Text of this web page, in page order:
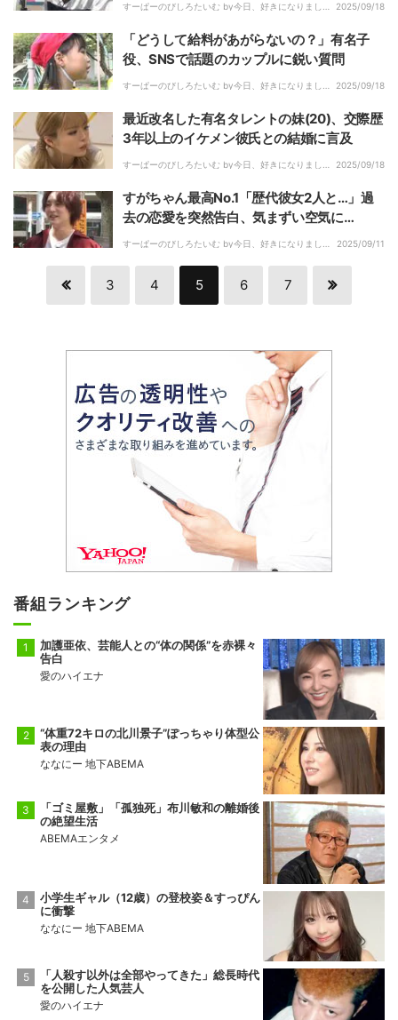
すーぱーのびしろたいむ by今日、好きになりまし
2025/09/18
「どうして給料があがらないの？」有名子
役、SNSで話題のカップルに鋭い質問
すーぱーのびしろたいむ by今日、好きになりまし
2025/09/18
最近改名した有名タレントの妹(20)、交際歴
3年以上のイケメン彼氏との結婚に言及
すーぱーのびしろたいむ by今日、好きになりまし
2025/09/18
すがちゃん最高No.1「歴代彼女2人と…」過
去の恋愛を突然告白、気まずい空気に…
すーぱーのびしろたいむ by今日、好きになりまし
2025/09/11
3 4 5 6 7
番組ランキング
加護亜依、芸能人との“体の関係”を赤裸々
告白
愛のハイエナ
“体重72キロの北川景子”ぽっちゃり体型公
表の理由
ななにー 地下ABEMA
「ゴミ屋敷」「孤独死」布川敏和の離婚後
の絶望生活
ABEMAエンタメ
小学生ギャル（12歳）の登校姿＆すっぴん
に衝撃
ななにー 地下ABEMA
「人殺す以外は全部やってきた」総長時代
を公開した人気芸人
愛のハイエナ